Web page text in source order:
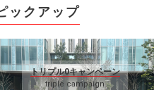
ックアップ
トリプル0キャンペーン
triple campaign